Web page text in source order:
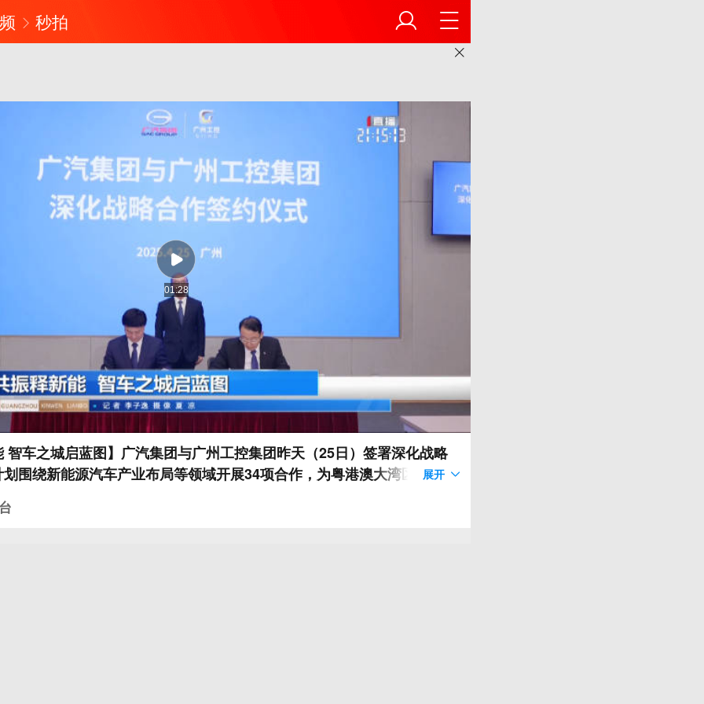
秒拍
01:28
智车之城启蓝图】广汽集团与广州工控集团昨天（25日）签署深化战略
围绕新能源汽车产业布局等领域开展34项合作，为粤港澳大湾区打展开